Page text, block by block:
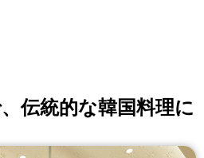
伝統的な韓国料理に